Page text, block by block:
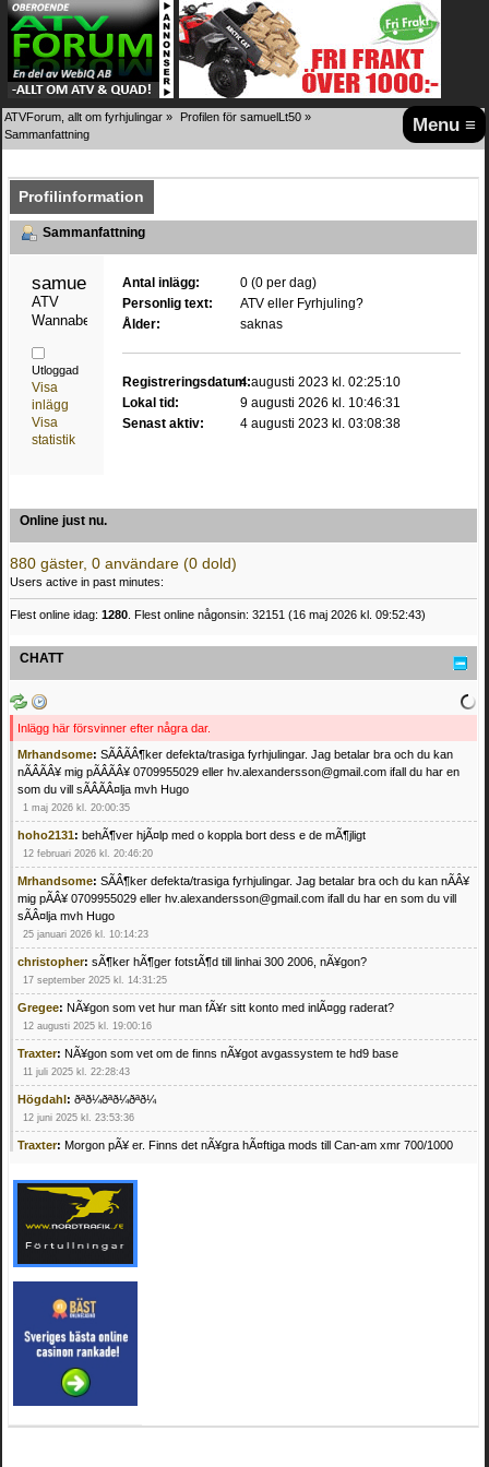
Menu ≡
ATVForum, allt om fyrhjulingar » Profilen för samuelLt50 »
Sammanfattning
Profilinformation
Sammanfattning
samuelLt50
ATV
Wannabe
Utloggad
Visa
inlägg
Visa
statistik
Antal inlägg:
0 (0 per dag)
Personlig text:
ATV eller Fyrhjuling?
Ålder:
saknas
Registreringsdatum:4 augusti 2023 kl. 02:25:10
Lokal tid:
9 augusti 2026 kl. 10:46:31
Senast aktiv:
4 augusti 2023 kl. 03:08:38
Online just nu.
880 gäster, 0 användare (0 dold)
Users active in past minutes:
Flest online idag: 1280 . Flest online någonsin: 32151 (16 maj 2026 kl. 09:52:43)
CHATT
Inlägg här försvinner efter några dar.
Mrhandsome: SÃÂÃÂ¶ker defekta/trasiga fyrhjulingar. Jag betalar bra och du kan
nÃÂÃÂ¥ mig pÃÂÃÂ¥ 0709955029 eller hv.alexandersson@gmail.com ifall du har en
som du vill sÃÂÃÂ¤lja mvh Hugo
1 maj 2026 kl. 20:00:35
hoho2131: behÃ¶ver hjÃ¤lp med o koppla bort dess e de mÃ¶jligt
12 februari 2026 kl. 20:46:20
Mrhandsome: SÃÂ¶ker defekta/trasiga fyrhjulingar. Jag betalar bra och du kan nÃÂ¥
mig pÃÂ¥ 0709955029 eller hv.alexandersson@gmail.com ifall du har en som du vill
sÃÂ¤lja mvh Hugo
25 januari 2026 kl. 10:14:23
christopher: sÃ¶ker hÃ¶ger fotstÃ¶d till linhai 300 2006, nÃ¥gon?
17 september 2025 kl. 14:31:25
Gregee: NÃ¥gon som vet hur man fÃ¥r sitt konto med inlÃ¤gg raderat?
12 augusti 2025 kl. 19:00:16
Traxter: NÃ¥gon som vet om de finns nÃ¥got avgassystem te hd9 base
11 juli 2025 kl. 22:28:43
Högdahl: ðªð¼ðªð¼ðªð¼
12 juni 2025 kl. 23:53:36
Traxter: Morgon pÃ¥ er. Finns det nÃ¥gra hÃ¤ftiga mods till Can-am xmr 700/1000
Mrhandsome:SÃ¶ker defekta/trasiga fyrhjulingar. Jag betalar bra och du kan nÃ¥ mig
pÃ¥ 0709955029 eller hv.alexandersson@gmail.com ifall du har en som du vill sÃ¤lja
mvh Hugo
21 februari 2025 kl. 09:25:52
Oscar5:NÃ¥gon som vet vad man kan begÃ¤ra fÃ¶r en Honda TRX 350 FE 2005
4 februari 2025 kl. 19:20:50
Oscar5:44
4 februari 2025 kl. 19:15:36
Greger59:NÃ¤gon som vet har en Cetek 500 EFI
15 januari 2025 kl. 23:49:44
Mrhandsome:SÃÂ¶ker defekta/trasiga fyrhjulingar. Jag betalar bra och du kan nÃÂ¥